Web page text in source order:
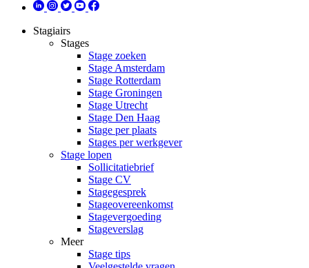
Stagiairs
Stages
Stage zoeken
Stage Amsterdam
Stage Rotterdam
Stage Groningen
Stage Utrecht
Stage Den Haag
Stage per plaats
Stages per werkgever
Stage lopen
Sollicitatiebrief
Stage CV
Stagegesprek
Stageovereenkomst
Stagevergoeding
Stageverslag
Meer
Stage tips